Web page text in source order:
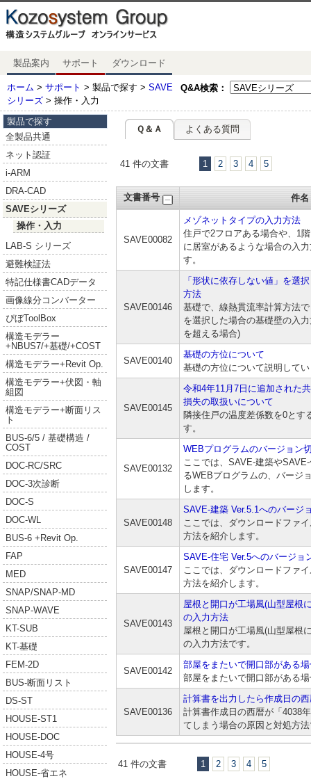
製品案内 サポート ダウンロード
Q&A検索：
ホーム > サポート > 製品で探す > SAVE
シリーズ > 操作・入力
製品で探す
全製品共通
ネット認証
i-ARM
DRA-CAD
SAVEシリーズ
操作・入力
LAB-S シリーズ
避難検証法
特記仕様書CADデータ
画像線分コンバーター
ぴぼToolBox
構造モデラー
+NBUS7/+基礎/+COST
構造モデラー+Revit Op.
構造モデラー+伏図・軸
組図
構造モデラー+断面リス
ト
BUS-6/5 / 基礎構造 /
COST
DOC-RC/SRC
DOC-3次診断
DOC-S
DOC-WL
BUS-6 +Revit Op.
FAP
MED
SNAP/SNAP-MD
SNAP-WAVE
KT-SUB
KT-基礎
FEM-2D
BUS-断面リスト
DS-ST
HOUSE-ST1
HOUSE-DOC
HOUSE-4号
HOUSE-省エネ
Ｑ＆Ａ よくある質問
41 件の文書 1 2 3 4 5
文書番号 件名
SAVE00082
メゾネットタイプの入力方法
住戸で2フロアある場合や、1
に居室があるような場合の入
す。
SAVE00146
「形状に依存しない値」を選
方法
基礎で、線熱貫流率計算方法
を選択した場合の基礎壁の入
を超える場合)
SAVE00140
基礎の方位について
基礎の方位について説明して
SAVE00145
令和4年11月7日に追加された
損失の取扱いについて
隣接住戸の温度差係数を0とす
す。
SAVE00132
WEBプログラムのバージョン
ここでは、SAVE-建築や
るWEBプログラムの、バージ
します。
SAVE00148
SAVE-建築 Ver.5.1へのバージ
ここでは、ダウンロードファ
方法を紹介します。
SAVE00147
SAVE-住宅 Ver.5へのバージョ
ここでは、ダウンロードファ
方法を紹介します。
SAVE00143
屋根と開口が工場風(山型屋根
の入力方法
屋根と開口が工場風(山型屋根
の入力方法です。
SAVE00142
部屋をまたいで開口部がある
部屋をまたいで開口部がある
SAVE00136
計算書を出力したら作成日の
計算書作成日の西暦が「4038
てしまう場合の原因と対処方
41 件の文書 1 2 3 4 5